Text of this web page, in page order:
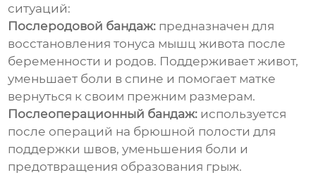
ситуаций:
Послеродовой бандаж: предназначен для
восстановления тонуса мышц живота после
беременности и родов. Поддерживает живот,
уменьшает боли в спине и помогает матке
вернуться к своим прежним размерам.
Послеоперационный бандаж: используется
после операций на брюшной полости для
поддержки швов, уменьшения боли и
предотвращения образования грыж.